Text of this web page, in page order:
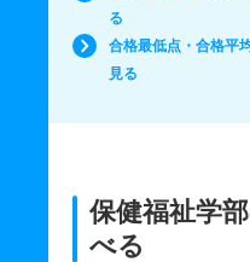
る
合格最低点・合格平
見る
保健福祉学
べる